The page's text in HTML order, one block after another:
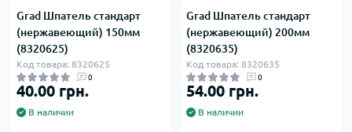
Grad Шпатель стандарт
(нержавеющий) 150мм
(8320625)
Код товара: 8320625
0
40.00 грн.
В наличии
Grad Шпатель стандарт
(нержавеющий) 200мм
(8320635)
Код товара: 8320635
0
54.00 грн.
В наличии